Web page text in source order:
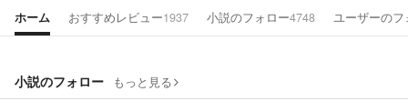
ホーム おすすめレビュー1937 小説のフォロー4748 ユーザーの
小説のフォロー もっと見る